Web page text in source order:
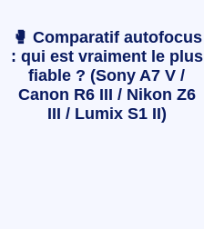
🥊 Comparatif autofocus
: qui est vraiment le plus
fiable ? (Sony A7 V /
Canon R6 III / Nikon Z6
III / Lumix S1 II)